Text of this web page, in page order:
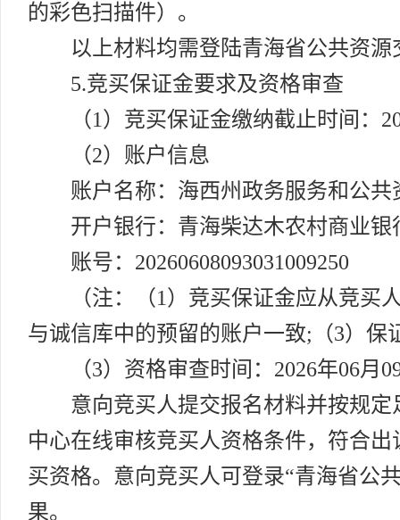
的彩色扫描件）。
以上材料均需登陆青海省公共资
5.竞买保证金要求及资格审查
（1）竞买保证金缴纳截止时间：
（2）账户信息
账户名称：海西州政务服务和公共
开户银行：青海柴达木农村商业
账号：20260608093031009250
（注：（1）竞买保证金应从竞
与诚信库中的预留的账户一致;（3）
（3）资格审查时间：2026年06月
意向竞买人提交报名材料并按规
中心在线审核竞买人资格条件，符合
买资格。意向竞买人可登录“青海省公
果。